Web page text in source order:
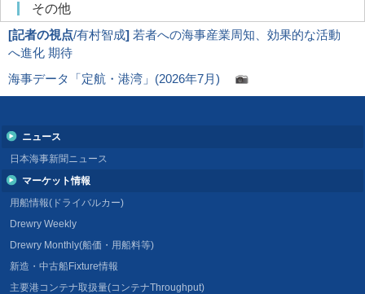
その他
[記者の視点/有村智成] 若者への海事産業周知、効果的な活動
へ進化 期待
海事データ「定航・港湾」(2026年7月)
ニュース
日本海事新聞ニュース
マーケット情報
用船情報(ドライバルカー)
Drewry Weekly
Drewry Monthly(船価・用船料等)
新造・中古船Fixture情報
主要港コンテナ取扱量(コンテナThroughput)